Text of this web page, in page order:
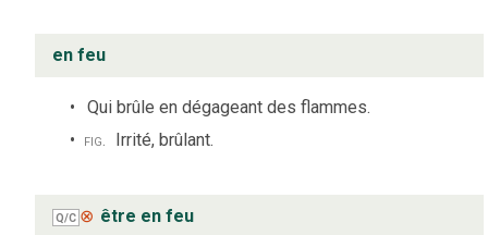
en feu
Qui brûle en dégageant des flammes.
fig.
Irrité, brûlant.
Q/C ⊗ être en feu